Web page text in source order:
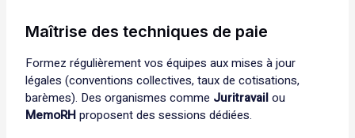
Maîtrise des techniques de paie
Formez régulièrement vos équipes aux mises à jour
légales (conventions collectives, taux de cotisations,
barèmes). Des organismes comme Juritravailou
MemoRHproposent des sessions dédiées.